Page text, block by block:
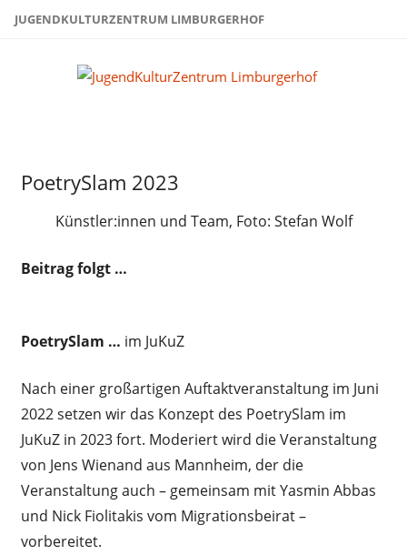
ZumJUGENDKULTURZENTRUM LIMBURGERHOF
Uncategorized
PoetrySlam 2023
Künstler:innen und Team, Foto: Stefan Wolf
Beitrag folgt …
PoetrySlam … im JuKuZ
Nach einer großartigen Auftaktveranstaltung im Juni
2022 setzen wir das Konzept des PoetrySlam im
JuKuZ in 2023 fort. Moderiert wird die Veranstaltung
von Jens Wienand aus Mannheim, der die
Veranstaltung auch – gemeinsam mit Yasmin Abbas
und Nick Fiolitakis vom Migrationsbeirat –
vorbereitet.